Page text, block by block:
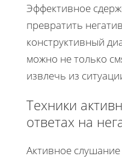
Эффективное
превратить
конструктивный
можно не только
извлечь из
Техники
ответах на
Активное